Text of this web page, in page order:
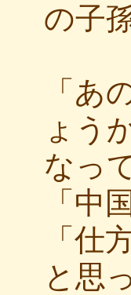
の子
「あ
ょう
なっ
「
「仕
と思